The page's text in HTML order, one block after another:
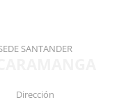
SANTANDER
Dirección